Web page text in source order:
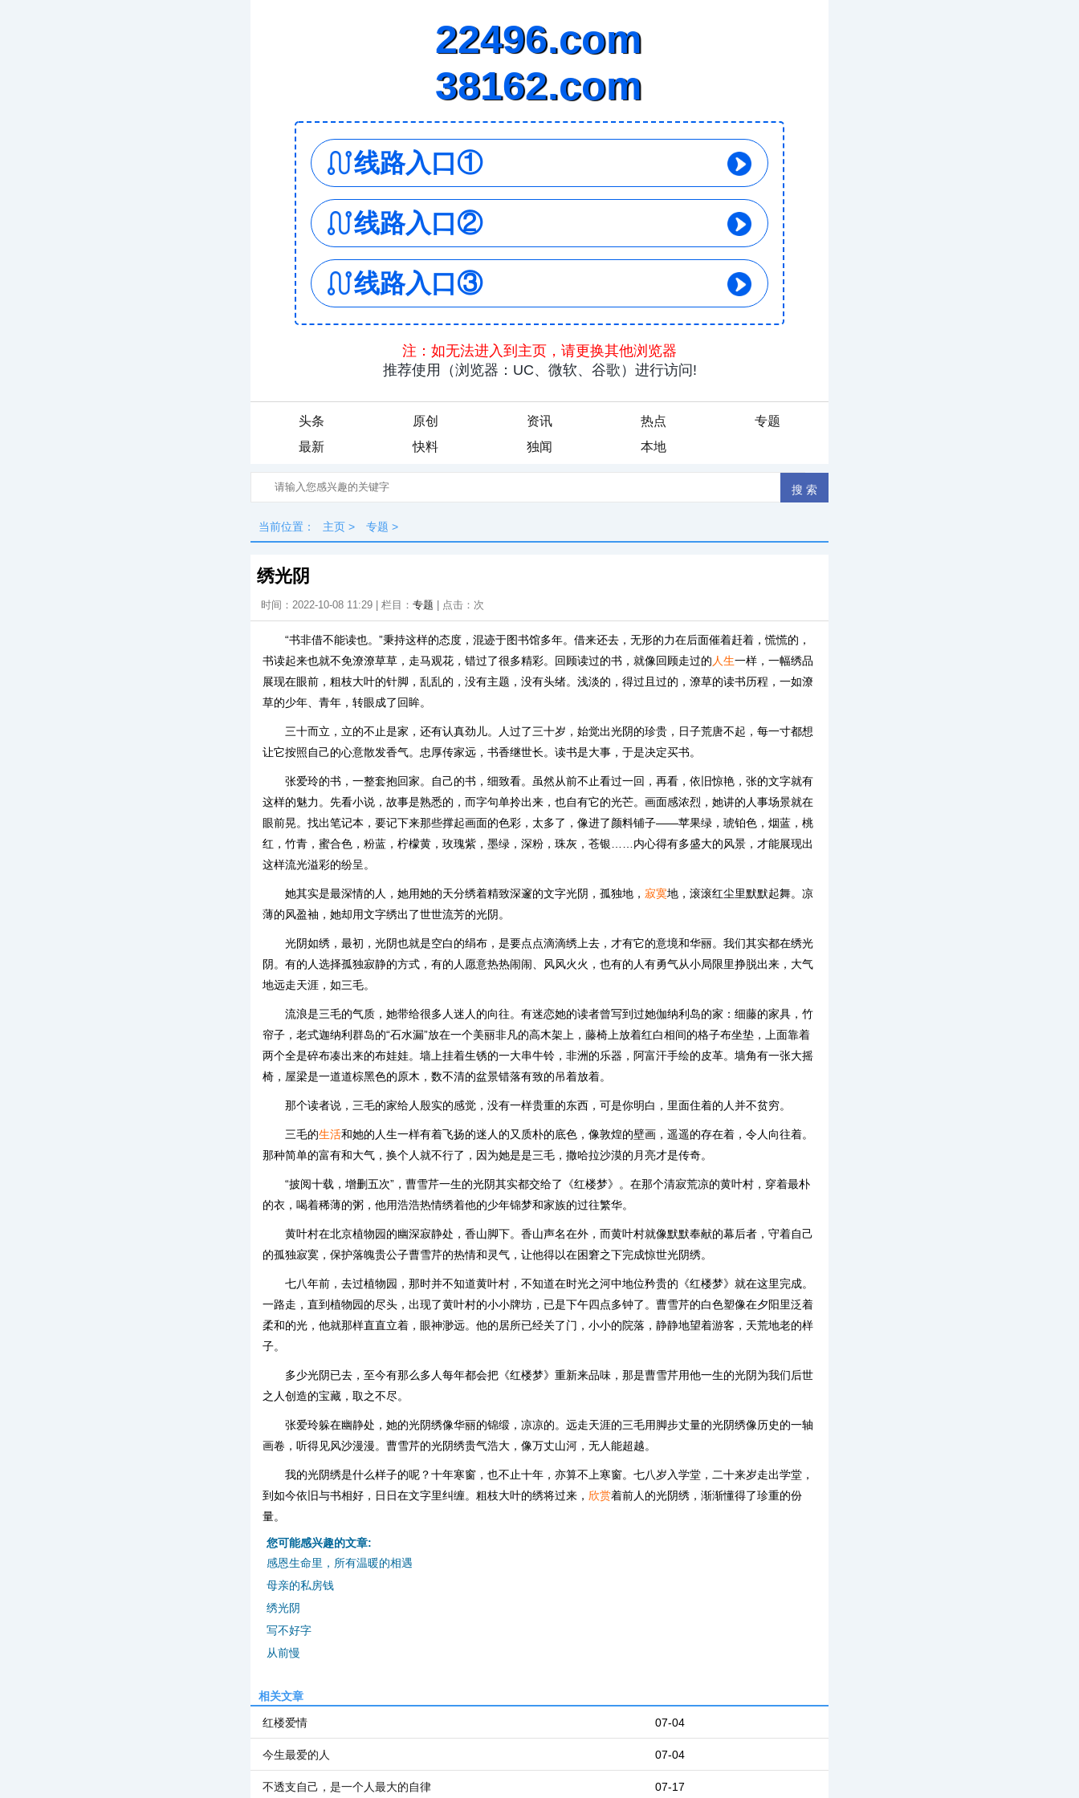
头条 原创 资讯 热点
专题
最新
快料 独闻 本地
当前位置： 主页 > 专题 >
绣光阴
时间：2022-10-08 11:29 | 栏目： 专题 | 点击： 次
“书非借不能读也。”秉持这样的态度，混迹于图书馆多年。借来还去，无形的力在后面催着赶着，慌慌的，
书读起来也就不免潦潦草草，走马观花，错过了很多精彩。回顾读过的书，就像回顾走过的 人生一样，一幅绣品
展现在眼前，粗枝大叶的针脚，乱乱的，没有主题，没有头绪。浅淡的，得过且过的，潦草的读书历程，一如潦
草的少年、青年，转眼成了回眸。
三十而立，立的不止是家，还有认真劲儿。人过了三十岁，始觉出光阴的珍贵，日子荒唐不起，每一寸都想
让它按照自己的心意散发香气。忠厚传家远，书香继世长。读书是大事，于是决定买书。
张爱玲的书，一整套抱回家。自己的书，细致看。虽然从前不止看过一回，再看，依旧惊艳，张的文字就有
这样的魅力。先看小说，故事是熟悉的，而字句单拎出来，也自有它的光芒。画面感浓烈，她讲的人事场景就在
眼前晃。找出笔记本，要记下来那些撑起画面的色彩，太多了，像进了颜料铺子——苹果绿，琥铂色，烟蓝，桃
红，竹青，蜜合色，粉蓝，柠檬黄，玫瑰紫，墨绿，深粉，珠灰，苍银……内心得有多盛大的风景，才能展现出
这样流光溢彩的纷呈。
她其实是最深情的人，她用她的天分绣着精致深邃的文字光阴，孤独地， 寂寞地，滚滚红尘里默默起舞。凉
薄的风盈袖，她却用文字绣出了世世流芳的光阴。
光阴如绣，最初，光阴也就是空白的绢布，是要点点滴滴绣上去，才有它的意境和华丽。我们其实都在绣光
阴。有的人选择孤独寂静的方式，有的人愿意热热闹闹、风风火火，也有的人有勇气从小局限里挣脱出来，大气
地远走天涯，如三毛。
流浪是三毛的气质，她带给很多人迷人的向往。有迷恋她的读者曾写到过她伽纳利岛的家：细藤的家具，竹
帘子，老式迦纳利群岛的“石水漏”放在一个美丽非凡的高木架上，藤椅上放着红白相间的格子布坐垫，上面靠着
两个全是碎布凑出来的布娃娃。墙上挂着生锈的一大串牛铃，非洲的乐器，阿富汗手绘的皮革。墙角有一张大摇
椅，屋梁是一道道棕黑色的原木，数不清的盆景错落有致的吊着放着。
那个读者说，三毛的家给人殷实的感觉，没有一样贵重的东西，可是你明白，里面住着的人并不贫穷。
三毛的生活和她的人生一样有着飞扬的迷人的又质朴的底色，像敦煌的壁画，遥遥的存在着，令人向往着。
那种简单的富有和大气，换个人就不行了，因为她是是三毛，撒哈拉沙漠的月亮才是传奇。
“披阅十载，增删五次”，曹雪芹一生的光阴其实都交给了《红楼梦》。在那个清寂荒凉的黄叶村，穿着最朴
的衣，喝着稀薄的粥，他用浩浩热情绣着他的少年锦梦和家族的过往繁华。
黄叶村在北京植物园的幽深寂静处，香山脚下。香山声名在外，而黄叶村就像默默奉献的幕后者，守着自己
的孤独寂寞，保护落魄贵公子曹雪芹的热情和灵气，让他得以在困窘之下完成惊世光阴绣。
七八年前，去过植物园，那时并不知道黄叶村，不知道在时光之河中地位矜贵的《红楼梦》就在这里完成。
一路走，直到植物园的尽头，出现了黄叶村的小小牌坊，已是下午四点多钟了。曹雪芹的白色塑像在夕阳里泛着
柔和的光，他就那样直直立着，眼神渺远。他的居所已经关了门，小小的院落，静静地望着游客，天荒地老的样
子。
多少光阴已去，至今有那么多人每年都会把《红楼梦》重新来品味，那是曹雪芹用他一生的光阴为我们后世
之人创造的宝藏，取之不尽。
张爱玲躲在幽静处，她的光阴绣像华丽的锦缎，凉凉的。远走天涯的三毛用脚步丈量的光阴绣像历史的一轴
画卷，听得见风沙漫漫。曹雪芹的光阴绣贵气浩大，像万丈山河，无人能超越。
我的光阴绣是什么样子的呢？十年寒窗，也不止十年，亦算不上寒窗。七八岁入学堂，二十来岁走出学堂，
到如今依旧与书相好，日日在文字里纠缠。粗枝大叶的绣将过来， 欣赏着前人的光阴绣，渐渐懂得了珍重的份
量。
您可能感兴趣的文章:
感恩生命里，所有温暖的相遇
母亲的私房钱
绣光阴
写不好字
从前慢
相关文章
07-04
红楼爱情
07-04
今生最爱的人
07-17
不透支自己，是一个人最大的自律